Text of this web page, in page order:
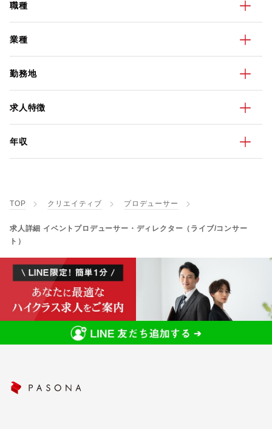
職種
業種
勤務地
求人特徴
年収
TOP クリエイティブ プロデューサー
求人詳細 イベントプロデューサー・ディレクター（ライブ/コンサー
ト）